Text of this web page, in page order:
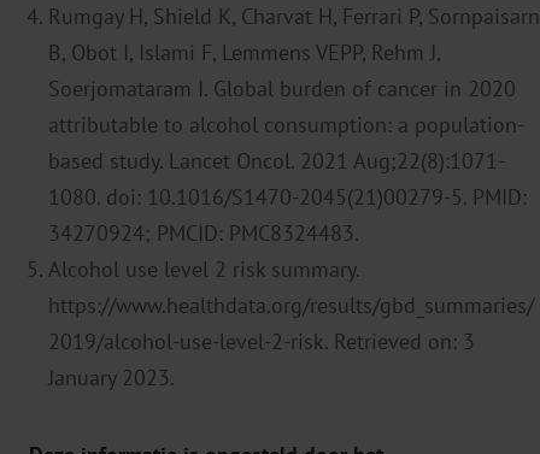
Rumgay H, Shield K, Charvat H, Ferrari P, Sornpaisarn
B, Obot I, Islami F, Lemmens VEPP, Rehm J,
Soerjomataram I. Global burden of cancer in 2020
attributable to alcohol consumption: a population-
based study. Lancet Oncol. 2021 Aug;22(8):1071-
1080. doi: 10.1016/S1470-2045(21)00279-5. PMID:
34270924; PMCID: PMC8324483.
Alcohol use level 2 risk summary.
https://www.healthdata.org/results/gbd_summaries/
2019/alcohol-use-level-2-risk. Retrieved on: 3
January 2023.